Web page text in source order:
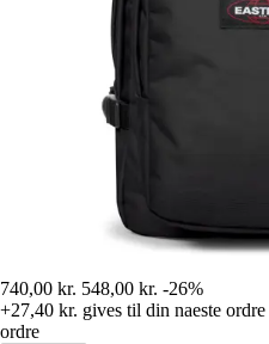
740,00 kr. 548,00 kr. -26%
+27,40 kr. gives til din naeste ordre
ordre